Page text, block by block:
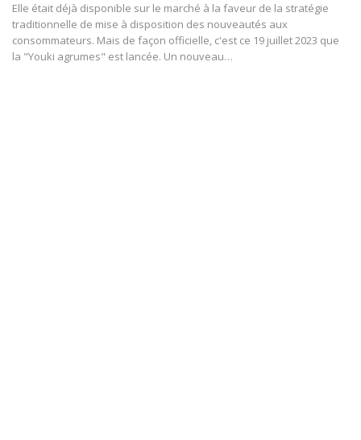
Elle était déjà disponible sur le marché à la faveur de la stratégie
traditionnelle de mise à disposition des nouveautés aux
consommateurs. Mais de façon officielle, c'est ce 19 juillet 2023 que
la "Youki agrumes" est lancée. Un nouveau…